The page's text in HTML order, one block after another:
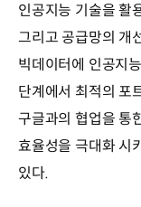
인공지능 기술을 활
그리고 공급망의 개
빅데이터에 인공지
단계에서 최적의 포
구글과의 협업을 통
효율성을 극대화 시
있다.